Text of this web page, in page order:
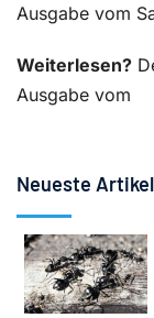
Ausgabe vom
Weiterlesen?
Ausgabe vom
Neueste Artikel